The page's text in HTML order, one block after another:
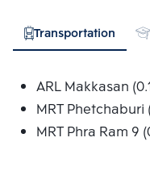
Transportation
ARL Makkasan
MRT Phetchaburi
MRT Phra Ram 9